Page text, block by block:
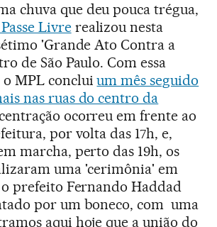
chuva que deu pouca trégua,
Livrerealizou nesta
'Grande Ato Contra a
de São Paulo. Com essa
o MPL concluium mês seguido
nas ruas do centro da
ocorreu em frente ao
por volta das 17h, e,
marcha, perto das 19h, os
uma 'cerimônia' em
prefeito Fernando Haddad
por um boneco, com uma
aqui hoje que a união do